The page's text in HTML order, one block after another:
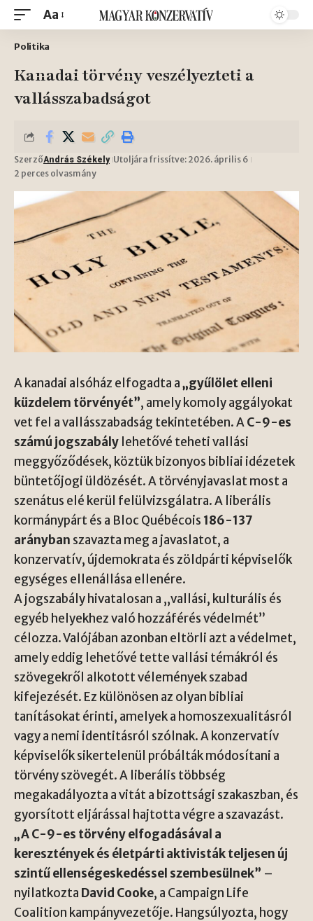
Aa
Politika
Kanadai törvény veszélyezteti a
vallásszabadságot
SzerzőAndrás Székely Utoljára frissítve: 2026. április 6
2 perces olvasmány
A kanadai alsóház elfogadta a„gyűlölet elleni
küzdelem törvényét”, amely komoly aggályokat
vet fel a vallásszabadság tekintetében. AC-9-es
számú jogszabály lehetővé teheti vallási
meggyőződések, köztük bizonyos bibliai idézetek
büntetőjogi üldözését. A törvényjavaslat most a
szenátus elé kerül felülvizsgálatra. A liberális
kormánypárt és a Bloc Québécois 186-137
arányban szavazta meg a javaslatot, a
konzervatív, újdemokrata és zöldpárti képviselők
egységes ellenállása ellenére.
A jogszabály hivatalosan a „vallási, kulturális és
egyéb helyekhez való hozzáférés védelmét”
célozza. Valójában azonban eltörli azt a védelmet,
amely eddig lehetővé tette vallási témákról és
szövegekről alkotott vélemények szabad
kifejezését. Ez különösen az olyan bibliai
tanításokat érinti, amelyek a homoszexualitásról
vagy a nemi identitásról szólnak. A konzervatív
képviselők sikertelenül próbálták módosítani a
törvény szövegét. A liberális többség
megakadályozta a vitát a bizottsági szakaszban, és
gyorsított eljárással hajtotta végre a szavazást.
„A C-9-es törvény elfogadásával a
keresztények és életpárti aktivisták teljesen új
szintű ellenségeskedéssel szembesülnek” –
nyilatkozta David Cooke, a Campaign Life
Coalition kampányvezetője. Hangsúlyozta, hogy